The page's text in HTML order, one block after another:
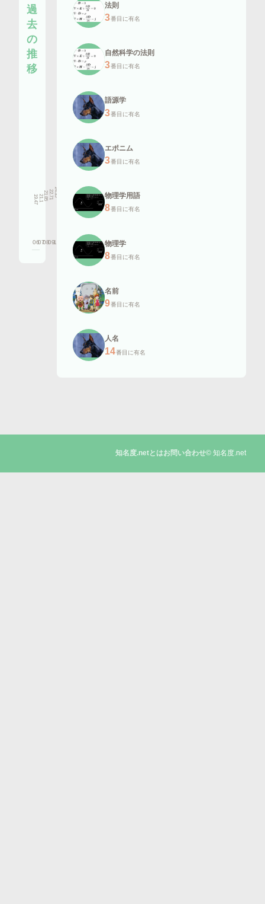
過
去
の
推
移
19.47
06
21.1
07
21.85
08
22.71
09
24.35
10
19
13
18.62
14
19.24
15
20.12
16
法則
3番目に有名
自然科学の法則
3番目に有名
語源学
3番目に有名
エポニム
3番目に有名
物理学用語
8番目に有名
物理学
8番目に有名
名前
9番目に有名
人名
14番目に有名
知名度.netとはお問い合わせ© 知名度.net